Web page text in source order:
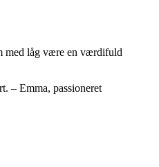
med låg være en værdifuld
– Emma, passioneret